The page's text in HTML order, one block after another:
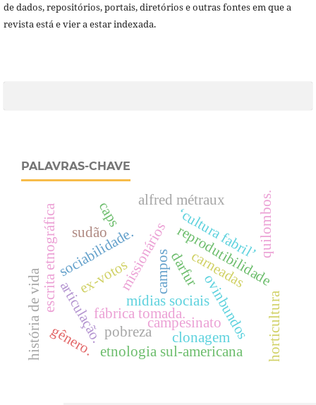
de dados, repositórios, portais, diretórios e outras fontes em que a
revista está e vier a estar indexada.
PALAVRAS-CHAVE
mídias sociais
reprodutibilidade
ovinbundos
missionários
sociabilidade.
campesinato
carneadas
escrita etnográfica ex-votos
sudão
fábrica tomada.
‘cultura fabril’
história de vida articulação.
camposdarfur
pobreza
gênero. clonagem horticultura
quilombos.
alfred métraux
caps
etnologia sul-americana